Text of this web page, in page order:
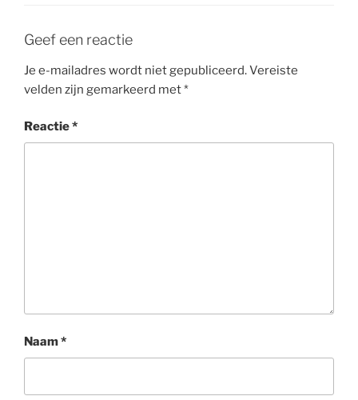
Geef een reactie
Je e-mailadres wordt niet gepubliceerd.Vereiste
velden zijn gemarkeerd met*
Reactie*
Naam*